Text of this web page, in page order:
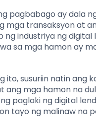
pagbabago ay dala
mga transaksyon at
ng industriya ng
sa mga hamon ay
ito, susuriin natin ang
ang mga hamon na
paglaki ng digital
tayo ng malinaw na